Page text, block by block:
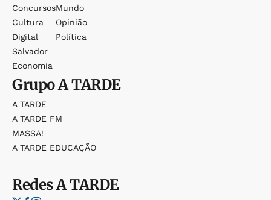
Concursos
Cultura
Digital
Salvador
Economia
Mundo
Opinião
Política
GrupoA TARDE
A TARDE
A TARDE FM
MASSA!
A TARDE EDUCAÇÃO
RedesA TARDE